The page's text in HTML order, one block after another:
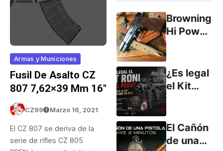
Armas y Municiones
Fusil De Asalto CZ
807 7,62×39 Mm 16″
CZ99 Marzo 16, 2021
El CZ 807 se deriva de la
serie de rifles CZ 805
Browning
Hi Power
¿Es legal
el Kit
Lo que
dice la
El Cañón
de una